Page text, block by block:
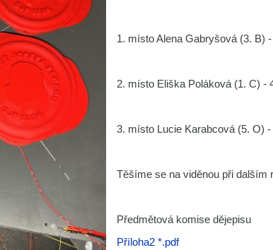
1. místo Alena Gabryšová (3. B)
2. místo Eliška Poláková (1. C) -
3. místo Lucie Karabcová (5. O) -
Těšíme se na viděnou při dalším
Předmětová komise dějepisu
Příloha2 *.pdf